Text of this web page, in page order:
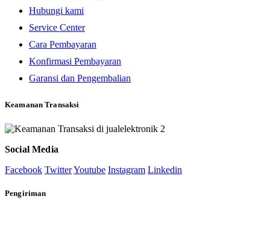
Hubungi kami
Service Center
Cara Pembayaran
Konfirmasi Pembayaran
Garansi dan Pengembalian
Keamanan Transaksi
Social Media
Facebook TwitterYoutube Instagram Linkedin
Pengiriman